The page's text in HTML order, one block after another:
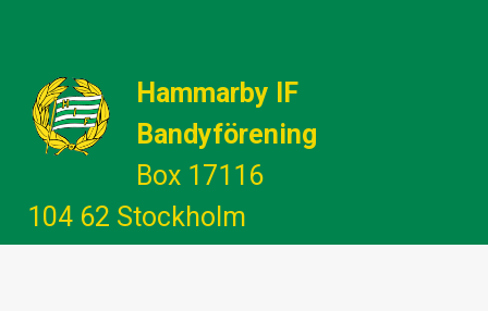
Hammarby IF
Bandyförening
Box 17116
104 62 Stockholm